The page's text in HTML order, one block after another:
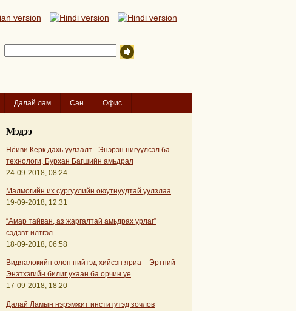
Далай лам Сан Офис
Мэдээ
Нёиви Керк дахь уулзалт - Энэрэн нигүүлсэл ба
технологи, Бурхан Багшийн амьдрал
24-09-2018, 08:24
Малмогийн их сургуулийн оюутнуудтай уулзлаа
19-09-2018, 12:31
“Амар тайван, аз жаргалтай амьдрах урлаг”
сэдэвт илтгэл
18-09-2018, 06:58
Видяалокийн олон нийтэд хийсэн яриа – Эртний
Энэтхэгийн билиг ухаан ба орчин үе
17-09-2018, 18:20
Далай Ламын нэрэмжит институтэд зочлов